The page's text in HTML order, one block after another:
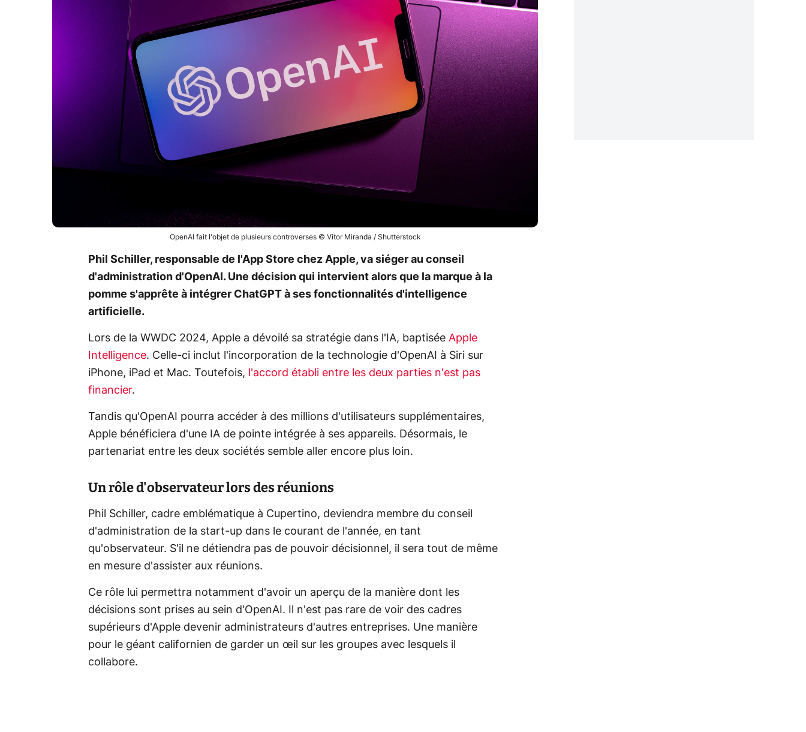
OpenAI fait l'objet de plusieurs controverses © Vitor Miranda / Shutterstock
Phil Schiller, responsable de l'App Store chez Apple, va siéger au conseil
d'administration d'OpenAI. Une décision qui intervient alors que la marque à la
pomme s'apprête à intégrer ChatGPT à ses fonctionnalités d'intelligence
artificielle.
Lors de la WWDC 2024, Apple a dévoilé sa stratégie dans l'IA, baptisée Apple
Intelligence. Celle-ci inclut l'incorporation de la technologie d'OpenAI à Siri sur
iPhone, iPad et Mac. Toutefois,
l'accord établi entre les deux parties n'est pas
financier.
Tandis qu'OpenAI pourra accéder à des millions d'utilisateurs supplémentaires,
Apple bénéficiera d'une IA de pointe intégrée à ses appareils. Désormais, le
partenariat entre les deux sociétés semble aller encore plus loin.
Un rôle d'observateur lors des réunions
Phil Schiller, cadre emblématique à Cupertino, deviendra membre du conseil
d'administration de la start-up dans le courant de l'année, en tant
qu'observateur. S'il ne détiendra pas de pouvoir décisionnel, il sera tout de même
en mesure d'assister aux réunions.
Ce rôle lui permettra notamment d'avoir un aperçu de la manière dont les
décisions sont prises au sein d'OpenAI. Il n'est pas rare de voir des cadres
supérieurs d'Apple devenir administrateurs d'autres entreprises. Une manière
pour le géant californien de garder un œil sur les groupes avec lesquels il
collabore.